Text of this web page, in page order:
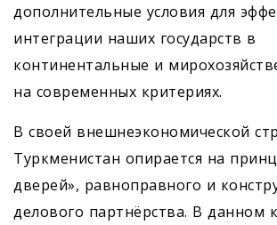
дополнительные условия для
интеграции наших государств в
континентальные и
на современных критериях.
В своей внешнеэкономической
Туркменистан опирается на
дверей», равноправного и
делового партнёрства. В данном